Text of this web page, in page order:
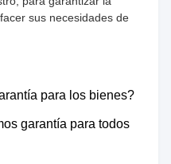
M1 y M2.
sus necesidades de
para los bienes?
garantía para todos